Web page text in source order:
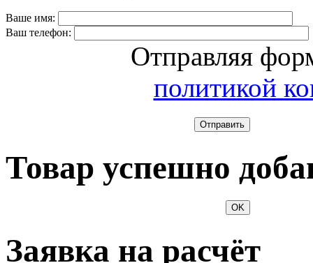
Ваше имя:
Ваш телефон:
Отправляя
политикой
Отправить
Товар успешно
OK
Заявка на расчёт